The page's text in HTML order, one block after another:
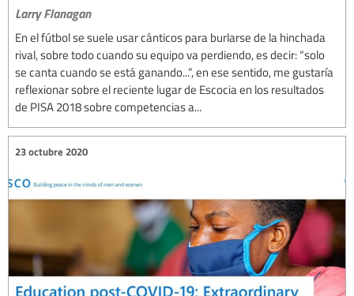
Larry Flanagan
En el fútbol se suele usar cánticos para burlarse de la hinchada
rival, sobre todo cuando su equipo va perdiendo, es decir: “solo
se canta cuando se está ganando...”, en ese sentido, me gustaría
reflexionar sobre el reciente lugar de Escocia en los resultados
de PISA 2018 sobre competencias a...
23 octubre 2020